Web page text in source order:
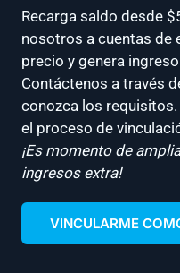
Recarga saldo desde
nosotros a cuentas de
precio y genera
Contáctenos a través
conozca los
el proceso de
¡Es momento de
ingresos extra!
VINCULARME